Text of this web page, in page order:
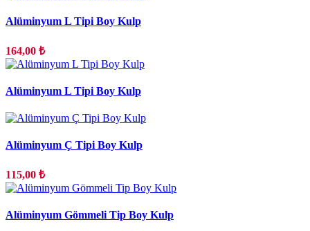
Alüminyum L Tipi Boy Kulp
164,00 ₺
Alüminyum L Tipi Boy Kulp
Alüminyum Ç Tipi Boy Kulp
115,00 ₺
Alüminyum Gömmeli Tip Boy Kulp